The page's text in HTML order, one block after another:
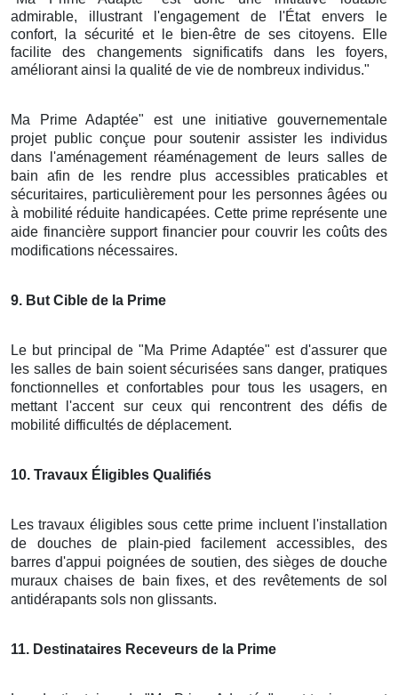
admirable, illustrant l'engagement de l'État envers le
confort, la sécurité et le bien-être de ses citoyens. Elle
facilite des changements significatifs dans les foyers,
améliorant ainsi la qualité de vie de nombreux individus."
Ma Prime Adaptée" est une initiative gouvernementale
projet public conçue pour soutenir assister les individus
dans l'aménagement réaménagement de leurs salles de
bain afin de les rendre plus accessibles praticables et
sécuritaires, particulièrement pour les personnes âgées ou
à mobilité réduite handicapées. Cette prime représente une
aide financière support financier pour couvrir les coûts des
modifications nécessaires.
9. But Cible de la Prime
Le but principal de "Ma Prime Adaptée" est d'assurer que
les salles de bain soient sécurisées sans danger, pratiques
fonctionnelles et confortables pour tous les usagers, en
mettant l'accent sur ceux qui rencontrent des défis de
mobilité difficultés de déplacement.
10. Travaux Éligibles Qualifiés
Les travaux éligibles sous cette prime incluent l'installation
de douches de plain-pied facilement accessibles, des
barres d'appui poignées de soutien, des sièges de douche
muraux chaises de bain fixes, et des revêtements de sol
antidérapants sols non glissants.
11. Destinataires Receveurs de la Prime